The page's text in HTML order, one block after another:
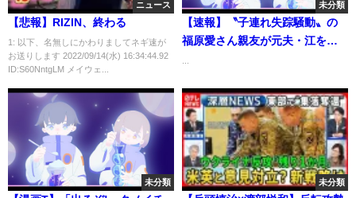
ニュース
【悲報】RIZIN、終わる
1: 以下、名無しにかわりましてネギ速が
お送りします 2022/09/14(水) 16:34:44.92
ID:S60NntgLM メイウェ...
未分類
【速報】〝子連れ失踪騒動〟の
福原愛さん親友が元夫・江を猛
未分類 未分類